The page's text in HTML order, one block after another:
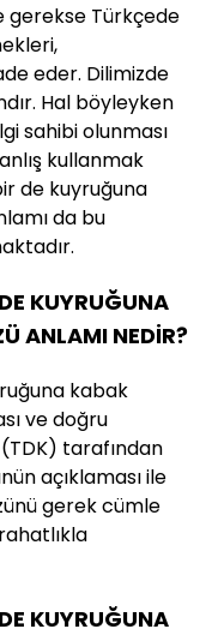
gerekse Türkçede
eder. Dilimizde
Hal böyleyken
sahibi olunması
kullanmak
de kuyruğuna
da bu
KUYRUĞUNA
ANLAMI NEDİR?
kabak
ve doğru
(TDK) tarafından
açıklaması ile
gerek cümle
KUYRUĞUNA